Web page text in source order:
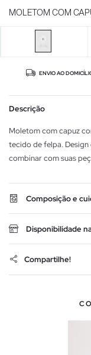
MOLETOM COM
ENVIO AO
Descrição
Moletom com capuz
tecido de felpa.
combinar com suas
Composição e
Disponibilidade
Compartilhe!